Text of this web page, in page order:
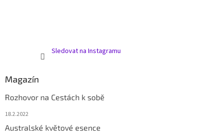
Sledovat na Instagramu
Magazín
Rozhovor na Cestách k sobě
18.2.2022
Australské květové esence